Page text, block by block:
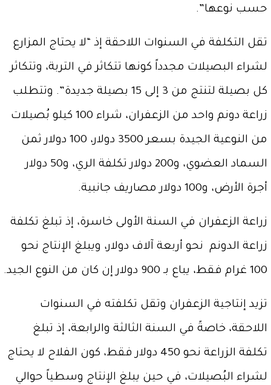
حسب نوعها”.
تقل التكلفة في السنوات اللاحقة إذ “لا يحتاج المزارع
لشراء البصيلات مجدداً كونها تتكاثر في التربة، وتتكاثر
كل بصيلة لتنتج من 3 إلى 15 بصيلة جديدة”. وتتطلب
زراعة دونم واحد من الزعفران، شراء 100 كيلو بُصيلات
من النوعية الجيدة بسعر 3500 دولار، 100 دولار ثمن
السماد العضوي، و200 دولار تكلفة الري، و50 دولار
أجرة الأرض، و100 دولار مصاريف جانبية.
زراعة الزعفران في السنة الأولى خاسرة، إذ تبلغ تكلفة
زراعة الدونم نحو أربعة آلاف دولار، ويبلغ الإنتاج نحو
100 غرام فقط، يباع بـ 900 دولار إن كان من النوع الجيد.
تزيد إنتاجية الزعفران وتقل تكلفته في السنوات
اللاحقة، خاصةً في السنة الثالثة والرابعة، إذ تبلغ
تكلفة الزراعة نحو 450 دولار فقط، كون الفلاح لا يحتاج
لشراء البُصيلات، في حين يبلغ الإنتاج وسطياً حوالي